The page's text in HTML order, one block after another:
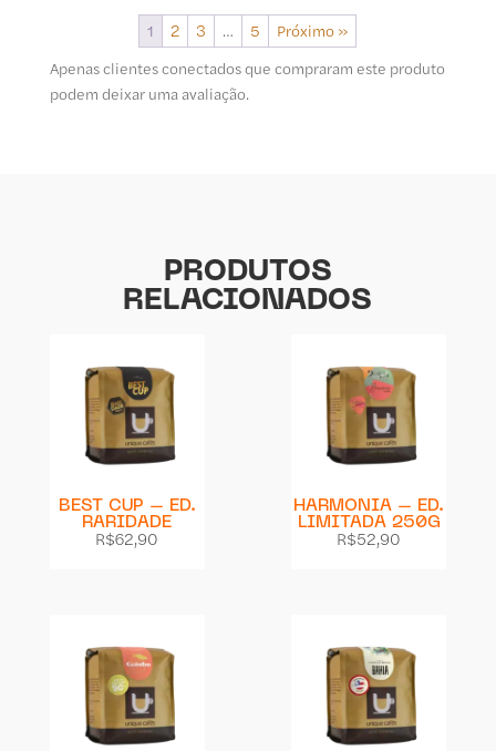
1 2 3 … 5
Próximo »
Apenas clientes conectados que compraram este produto
podem deixar uma avaliação.
PRODUTOS
RELACIONADOS
BEST CUP – ED.
RARIDADE
R$62,90
HARMONIA – ED.
LIMITADA 250G
R$52,90